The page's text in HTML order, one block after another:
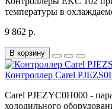
температуры в
9 862 р.
В корзину
Контроллер Carel
Carel PJEZYC0H000 -
холодильного